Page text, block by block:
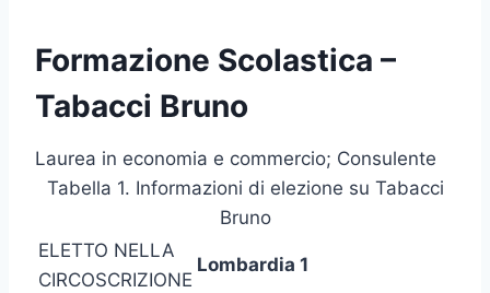
Formazione Scolastica –
Tabacci Bruno
Laurea in economia e commercio; Consulente
Tabella 1. Informazioni di elezione su Tabacci
Bruno
ELETTO NELLA
CIRCOSCRIZIONE
Lombardia 1